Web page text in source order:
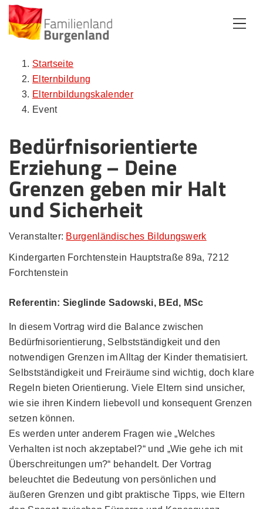
Startseite
Elternbildung
Elternbildungskalender
Event
Bedürfnisorientierte
Erziehung – Deine
Grenzen geben mir Halt
und Sicherheit
Veranstalter: Burgenländisches Bildungswerk
Kindergarten Forchtenstein Hauptstraße 89a, 7212
Forchtenstein
Referentin: Sieglinde Sadowski, BEd, MSc
In diesem Vortrag wird die Balance zwischen
Bedürfnisorientierung, Selbstständigkeit und den
notwendigen Grenzen im Alltag der Kinder thematisiert.
Selbstständigkeit und Freiräume sind wichtig, doch klare
Regeln bieten Orientierung. Viele Eltern sind unsicher,
wie sie ihren Kindern liebevoll und konsequent Grenzen
setzen können.
Es werden unter anderem Fragen wie „Welches
Verhalten ist noch akzeptabel?“ und „Wie gehe ich mit
Überschreitungen um?“ behandelt. Der Vortrag
beleuchtet die Bedeutung von persönlichen und
äußeren Grenzen und gibt praktische Tipps, wie Eltern